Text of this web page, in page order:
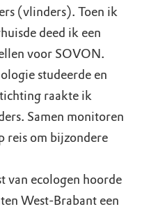
(vlinders). Toen ik
deed ik een
voor SOVON.
studeerde en
raakte ik
Samen monitoren
reis om bijzondere
van ecologen hoorde
West-Brabant een